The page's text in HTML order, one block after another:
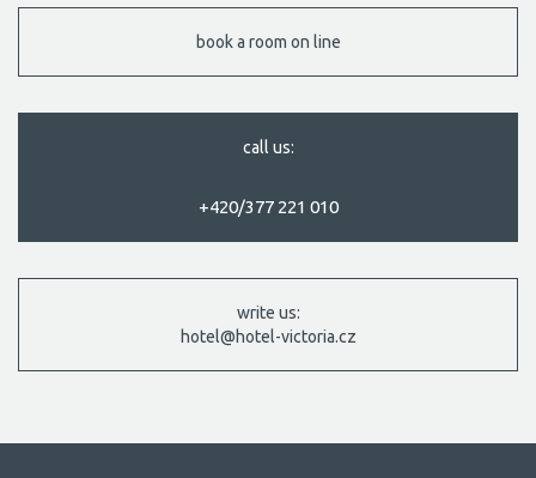
book a room on line
call us:
+420/377 221 010
write us:
hotel@hotel-victoria.cz